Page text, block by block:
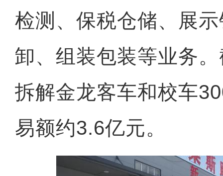
检测、保税仓储、展
卸、组装包装等业务
拆解金龙客车和校车
易额约3.6亿元。